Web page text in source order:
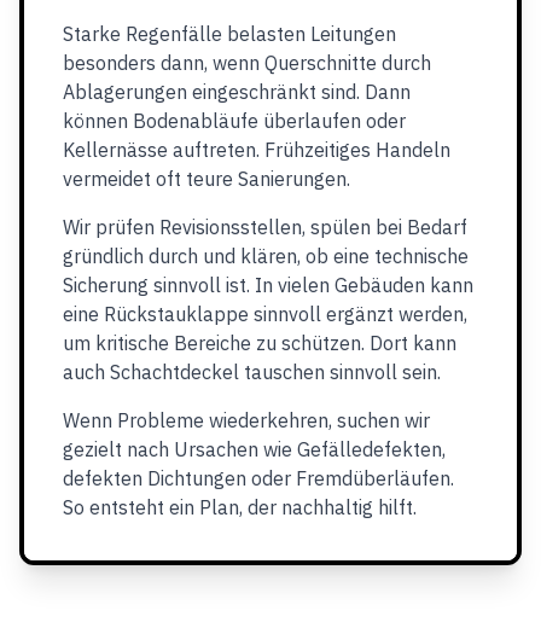
Starke Regenfälle belasten Leitungen
besonders dann, wenn Querschnitte durch
Ablagerungen eingeschränkt sind. Dann
können Bodenabläufe überlaufen oder
Kellernässe auftreten. Frühzeitiges Handeln
vermeidet oft teure Sanierungen.
Wir prüfen Revisionsstellen, spülen bei Bedarf
gründlich durch und klären, ob eine technische
Sicherung sinnvoll ist. In vielen Gebäuden kann
eine Rückstauklappe sinnvoll ergänzt werden,
um kritische Bereiche zu schützen. Dort kann
auch Schachtdeckel tauschen sinnvoll sein.
Wenn Probleme wiederkehren, suchen wir
gezielt nach Ursachen wie Gefälledefekten,
defekten Dichtungen oder Fremdüberläufen.
So entsteht ein Plan, der nachhaltig hilft.